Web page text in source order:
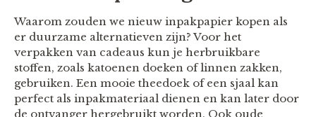
Waarom zouden we nieuw inpakpapier kopen als
er duurzame alternatieven zijn? Voor het
verpakken van cadeaus kun je herbruikbare
stoffen, zoals katoenen doeken of linnen zakken,
gebruiken. Een mooie theedoek of een sjaal kan
perfect als inpakmateriaal dienen en kan later door
de ontvanger hergebruikt worden. Ook oude